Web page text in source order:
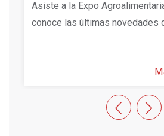
Asiste a la Expo
conoce las últimas novedades